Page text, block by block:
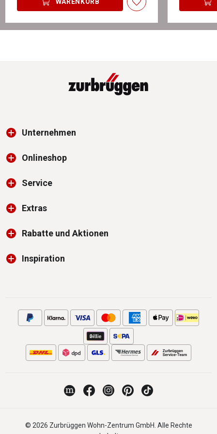
Unternehmen
Onlineshop
Service
Extras
Rabatte und Aktionen
Inspiration
© 2026 Zurbrüggen Wohn-Zentrum GmbH. Alle Rechte